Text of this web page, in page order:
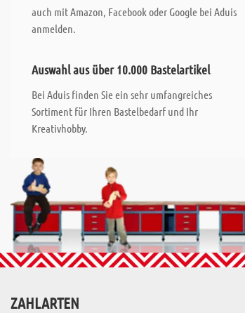
auch mit Amazon, Facebook oder Google bei Aduis
anmelden.
Auswahl aus über 10.000 Bastelartikel
Bei Aduis finden Sie ein sehr umfangreiches
Sortiment für Ihren Bastelbedarf und Ihr
Kreativhobby.
ZAHLARTEN